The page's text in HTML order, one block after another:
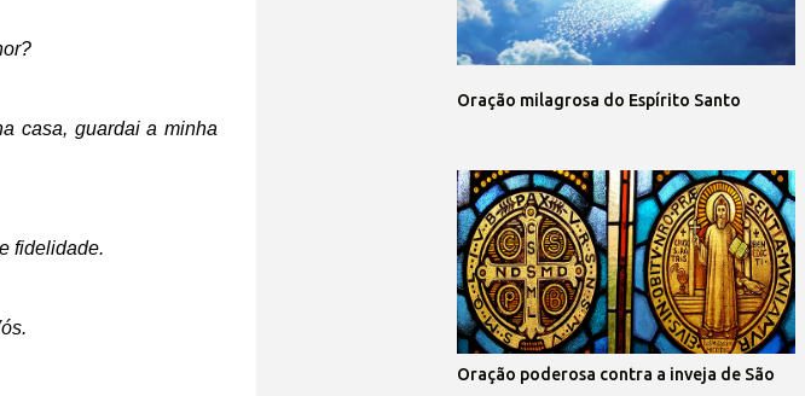
casa, guardai a minha
fidelidade.
Oração milagrosa do Espírito Santo
Oração poderosa contra a inveja de São